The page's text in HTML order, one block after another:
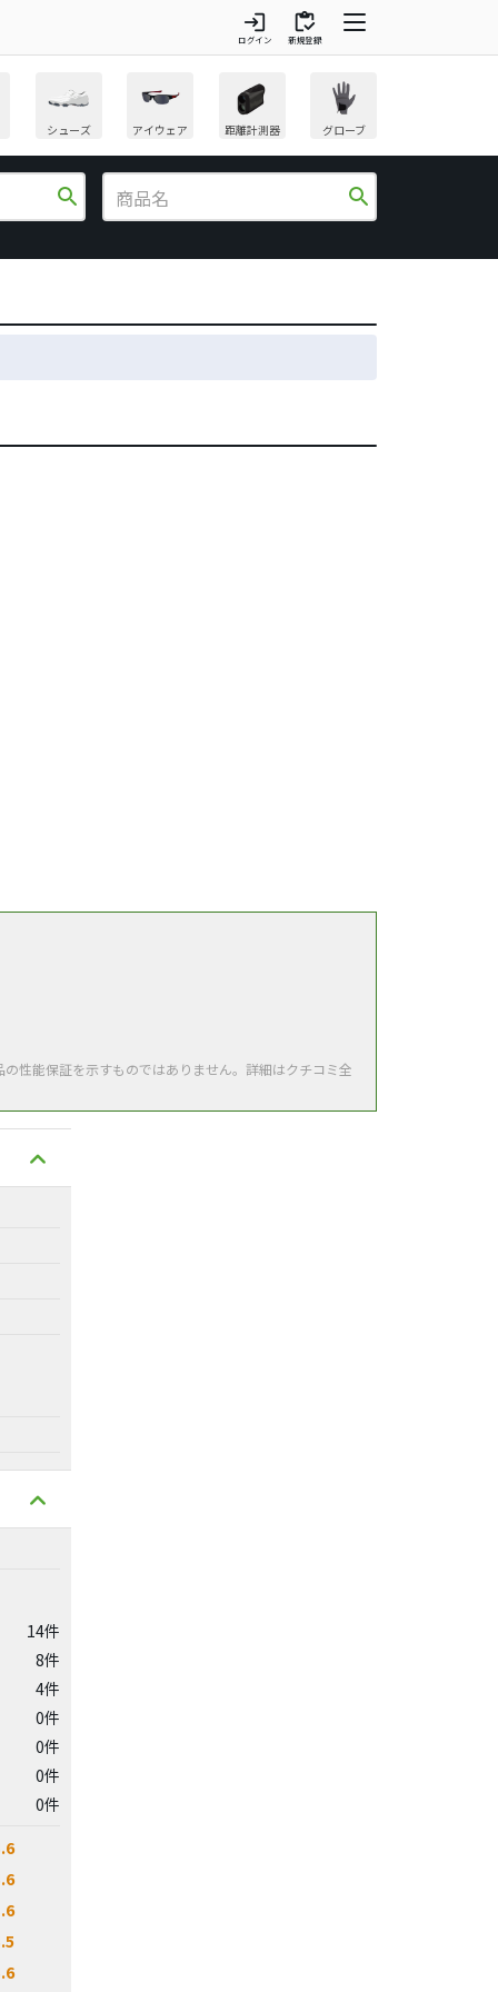
login
ログイン
inventory
新規登録
シューズ アイウェア 距離計測器 グローブ
search search
性能保証を示すものではありません。詳細はクチコミ全
14件
8件
4件
0件
0件
0件
0件